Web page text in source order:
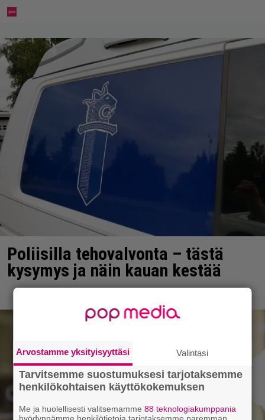
Poliisilla tehovalvonta – tästä
kysymys ja näin kauan kestää
Arvostamme yksityisyyttäsi Valintasi
Tarvitsemme suostumuksesi tarjotaksemme
henkilökohtaisen käyttökokemuksen
Me ja huolellisesti valitsemamme88 teknologiakumppania